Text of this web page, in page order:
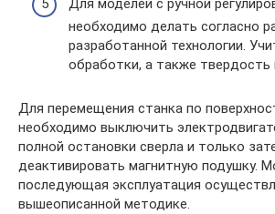
Для моделей с ручной
необходимо делать согласно
разработанной технологии.
обработки, а также твердость
Для перемещения станка по
необходимо выключить
полной остановки сверла и только
деактивировать магнитную подушку.
последующая эксплуатация
вышеописанной методике.